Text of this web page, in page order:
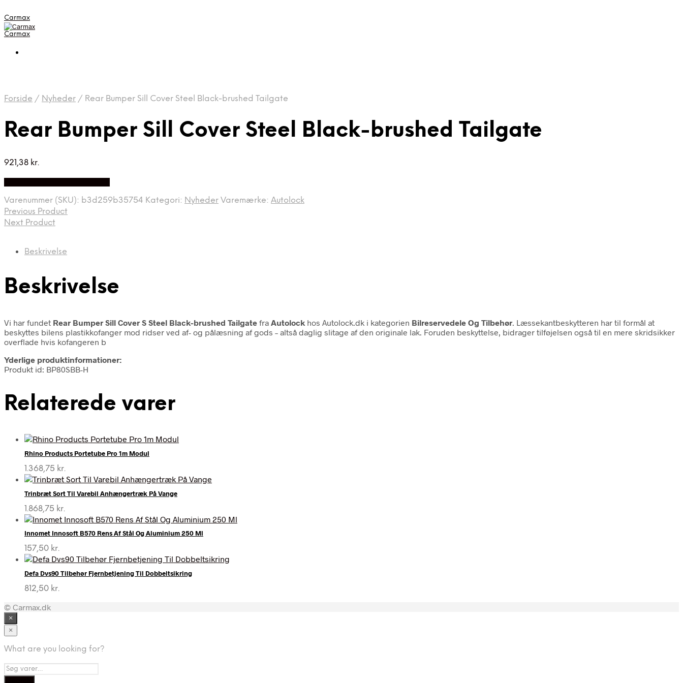
Carmax
Carmax
Forside / Nyheder / Rear Bumper Sill Cover Steel Black-brushed Tailgate
Rear Bumper Sill Cover Steel Black-brushed Tailgate
921,38 kr.
Varenummer (SKU): b3d259b35754 Kategori: Nyheder Varemærke: Autolock
Previous Product
Next Product
Beskrivelse
Beskrivelse
Vi har fundet Rear Bumper Sill Cover S Steel Black-brushed Tailgate fra Autolock hos Autolock.dk i kategorien Bilreservedele Og Tilbehør . Læssekantbeskytteren har til formål at
beskyttes bilens plastikkofanger mod ridser ved af- og pålæsning af gods – altså daglig slitage af den originale lak. Foruden beskyttelse, bidrager tilføjelsen også til en mere skridsikker
overflade hvis kofangeren b
Yderlige produktinformationer:
Produkt id: BP80SBB-H
Relaterede varer
Rhino Products Portetube Pro 1m Modul
1.368,75 kr.
Trinbræt Sort Til Varebil Anhængertræk På Vange
1.868,75 kr.
Innomet Innosoft B570 Rens Af Stål Og Aluminium 250 Ml
157,50 kr.
Defa Dvs90 Tilbehør Fjernbetjening Til Dobbeltsikring
812,50 kr.
© Carmax.dk
×
×
What are you looking for?